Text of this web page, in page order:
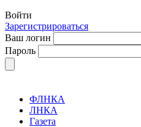
Войти
Зарегистрироваться
Ваш логин
Пароль
ФЛНКА
ЛНКА
Газета